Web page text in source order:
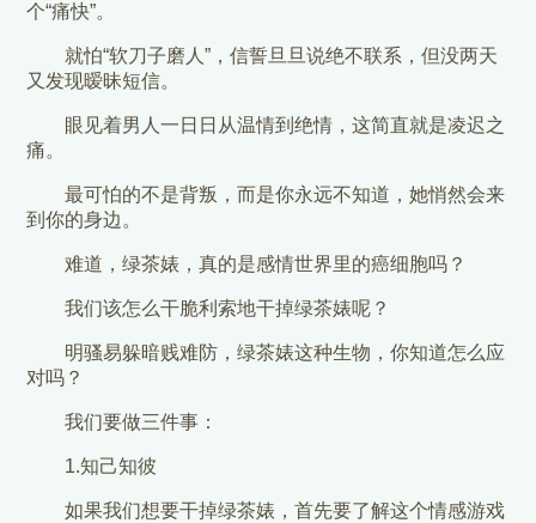
个“痛快”。
就怕“软刀子磨人”，信誓旦旦说绝不联系，但没两天
又发现暧昧短信。
眼见着男人一日日从温情到绝情，这简直就是凌迟之
痛。
最可怕的不是背叛，而是你永远不知道，她悄然会来
到你的身边。
难道，绿茶婊，真的是感情世界里的癌细胞吗？
我们该怎么干脆利索地干掉绿茶婊呢？
明骚易躲暗贱难防，绿茶婊这种生物，你知道怎么应
对吗？
我们要做三件事：
1.知己知彼
如果我们想要干掉绿茶婊，首先要了解这个情感游戏